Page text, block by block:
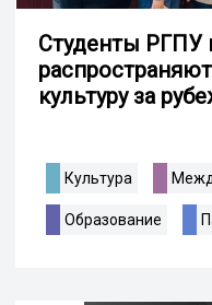
Студенты РГПУ
культуру за
Культура
Образование